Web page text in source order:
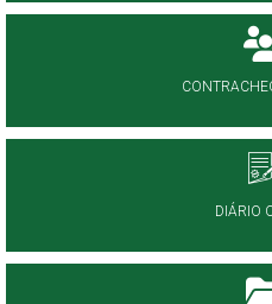
DIÁRIO